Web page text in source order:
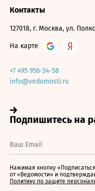
Контакты
127018, г. Москва, ул.
На карте
+7 495 956-34-58
info@vedomosti.ru
Нажимая кнопку
от «Ведомости» и
Политику по защите